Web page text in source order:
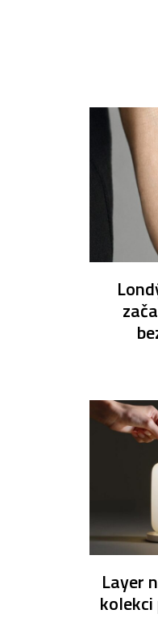
Layer